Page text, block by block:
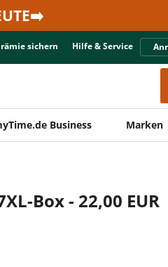
sichern Hilfe & Service
Business Marken
Box - 22,00 EUR